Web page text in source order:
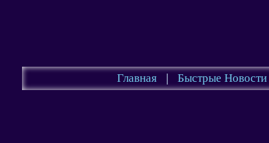
Главная | Быстрые Новости